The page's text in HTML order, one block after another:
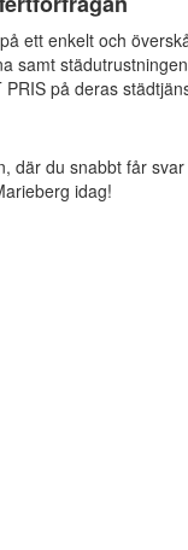
ett enkelt och
samt
på deras
där du snabbt får
idag!